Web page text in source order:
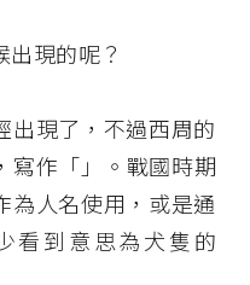
現的呢？
出現了，不過西周的
寫作「 」。戰國時期
為人名使用，或是通
看到意思為犬隻的